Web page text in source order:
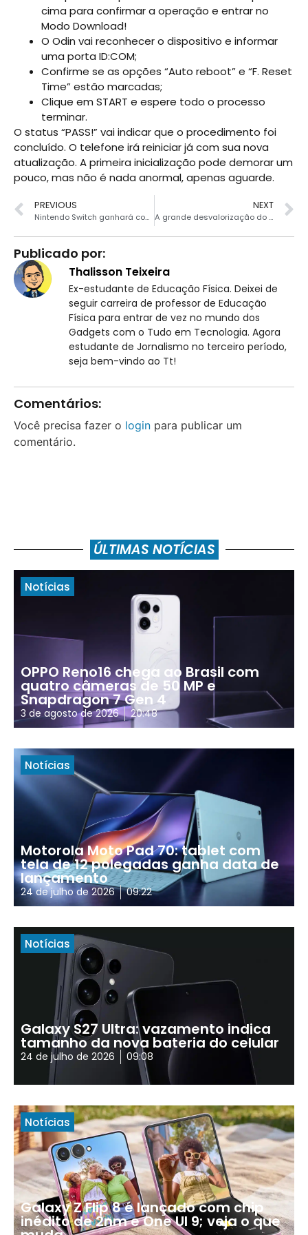
cima para confirmar a operação e entrar no
Modo Download!
O Odin vai reconhecer o dispositivo e informar
uma porta ID:COM;
Confirme se as opções “Auto reboot” e “F. Reset
Time” estão marcadas;
Clique em START e espere todo o processo
terminar.
O status “PASS!” vai indicar que o procedimento foi
concluído. O telefone irá reiniciar já com sua nova
atualização. A primeira inicialização pode demorar um
pouco, mas não é nada anormal, apenas aguarde.
PREVIOUS
Nintendo Switch ganhará controle em forma de Slime
NEXT
A grande desvalorização do Galaxy S10
Publicado por:
Thalisson Teixeira
Ex-estudante de Educação Física. Deixei de
seguir carreira de professor de Educação
Física para entrar de vez no mundo dos
Gadgets com o Tudo em Tecnologia. Agora
estudante de Jornalismo no terceiro período,
seja bem-vindo ao Tt!
Comentários:
Você precisa fazer o login para publicar um
comentário.
ÚLTIMAS NOTÍCIAS
Notícias
OPPO Reno16 chega ao Brasil com
quatro câmeras de 50 MP e
Snapdragon 7 Gen 4
3 de agosto de 2026 20:48
Notícias
Motorola Moto Pad 70: tablet com
tela de 12 polegadas ganha data de
lançamento
24 de julho de 2026 09:22
Notícias
Galaxy S27 Ultra: vazamento indica
tamanho da nova bateria do celular
24 de julho de 2026 09:08
Notícias
Galaxy Z Flip 8 é lançado com chip
inédito de 2nm e One UI 9; veja o que